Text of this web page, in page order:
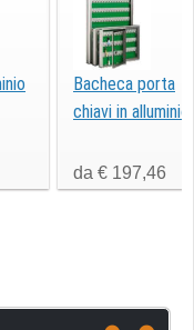
Bacheca porta
chiavi in alluminio
da € 197,46